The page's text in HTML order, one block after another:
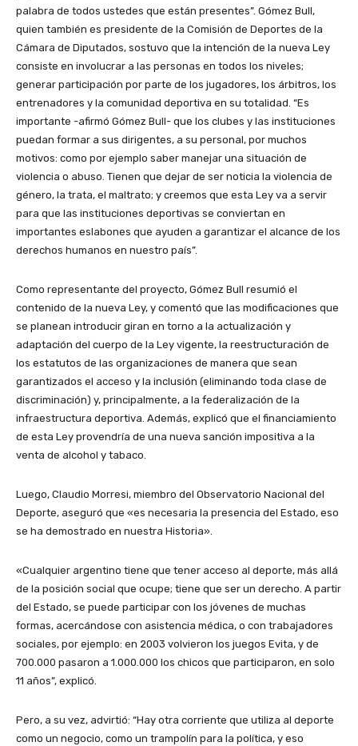
palabra de todos ustedes que están presentes”. Gómez Bull,
quien también es presidente de la Comisión de Deportes de la
Cámara de Diputados, sostuvo que la intención de la nueva Ley
consiste en involucrar a las personas en todos los niveles;
generar participación por parte de los jugadores, los árbitros, los
entrenadores y la comunidad deportiva en su totalidad. “Es
importante -afirmó Gómez Bull- que los clubes y las instituciones
puedan formar a sus dirigentes, a su personal, por muchos
motivos: como por ejemplo saber manejar una situación de
violencia o abuso. Tienen que dejar de ser noticia la violencia de
género, la trata, el maltrato; y creemos que esta Ley va a servir
para que las instituciones deportivas se conviertan en
importantes eslabones que ayuden a garantizar el alcance de los
derechos humanos en nuestro país”.
Como representante del proyecto, Gómez Bull resumió el
contenido de la nueva Ley, y comentó que las modificaciones que
se planean introducir giran en torno a la actualización y
adaptación del cuerpo de la Ley vigente, la reestructuración de
los estatutos de las organizaciones de manera que sean
garantizados el acceso y la inclusión (eliminando toda clase de
discriminación) y, principalmente, a la federalización de la
infraestructura deportiva. Además, explicó que el financiamiento
de esta Ley provendría de una nueva sanción impositiva a la
venta de alcohol y tabaco.
Luego, Claudio Morresi, miembro del Observatorio Nacional del
Deporte, aseguró que «es necesaria la presencia del Estado, eso
se ha demostrado en nuestra Historia».
«Cualquier argentino tiene que tener acceso al deporte, más allá
de la posición social que ocupe; tiene que ser un derecho. A partir
del Estado, se puede participar con los jóvenes de muchas
formas, acercándose con asistencia médica, o con trabajadores
sociales, por ejemplo: en 2003 volvieron los juegos Evita, y de
700.000 pasaron a 1.000.000 los chicos que participaron, en solo
11 años”, explicó.
Pero, a su vez, advirtió: “Hay otra corriente que utiliza al deporte
como un negocio, como un trampolín para la política, y eso